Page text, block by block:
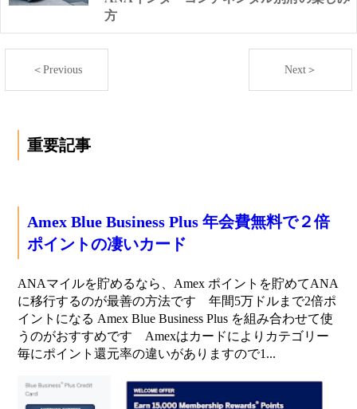
方
＜Previous Next＞
重要記事
Amex Blue Business Plus 年会費無料で２倍
ポイントの凄いカード
ANAマイルを貯めるなら、Amex ポイントを貯めてANA
に移行するのが最善の方法です 年間5万ドルまで2倍ポ
イントになる Amex Blue Business Plus を組み合わせて使
うのがおすすめです Amexはカードによりカテゴリー
毎にポイント還元率の違いがありますので1...